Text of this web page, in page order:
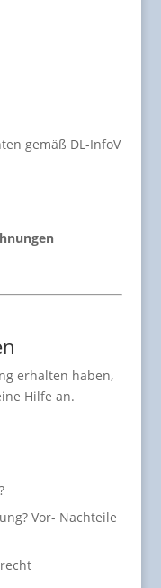
gemäß DL-InfoV
erhalten haben,
Hilfe an.
Vor- Nachteile